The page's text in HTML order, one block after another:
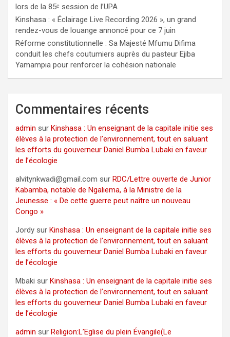
lors de la 85ᵉ session de l’UPA
Kinshasa : « Éclairage Live Recording 2026 », un grand
rendez-vous de louange annoncé pour ce 7 juin
Réforme constitutionnelle : Sa Majesté Mfumu Difima
conduit les chefs coutumiers auprès du pasteur Ejiba
Yamampia pour renforcer la cohésion nationale
Commentaires récents
admin sur Kinshasa : Un enseignant de la capitale initie ses
élèves à la protection de l’environnement, tout en saluant
les efforts du gouverneur Daniel Bumba Lubaki en faveur
de l’écologie
alvitynkwadi@gmail.com sur RDC/Lettre ouverte de Junior
Kabamba, notable de Ngaliema, à la Ministre de la
Jeunesse : « De cette guerre peut naître un nouveau
Congo »
Jordy sur Kinshasa : Un enseignant de la capitale initie ses
élèves à la protection de l’environnement, tout en saluant
les efforts du gouverneur Daniel Bumba Lubaki en faveur
de l’écologie
Mbaki sur Kinshasa : Un enseignant de la capitale initie ses
élèves à la protection de l’environnement, tout en saluant
les efforts du gouverneur Daniel Bumba Lubaki en faveur
de l’écologie
admin sur Religion:L’Eglise du plein Évangile(Le